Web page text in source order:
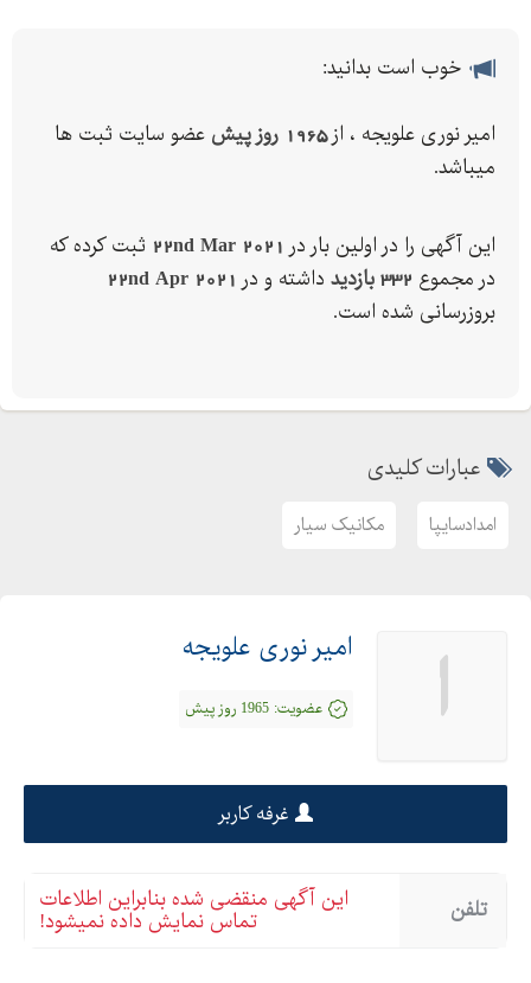
خوب است بدانید:
امیر نوری علویجه ، از1965 روز پیش
عضو سایت ثبت ها
میباشد.
این آگهی را در اولین بار در 22nd Mar 2021 ثبت کرده که
در مجموع 332 بازدید داشته و در 22nd Apr 2021
بروزرسانی شده است.
عبارات کلیدی
امدادسایپا مکانیک سیار
ا امیر نوری علویجه
عضویت: 1965 روز پیش
غرفه کاربر
تلفن این آگهی منقضی شده بنابراین اطلاعات
تماس نمایش داده نمیشود!